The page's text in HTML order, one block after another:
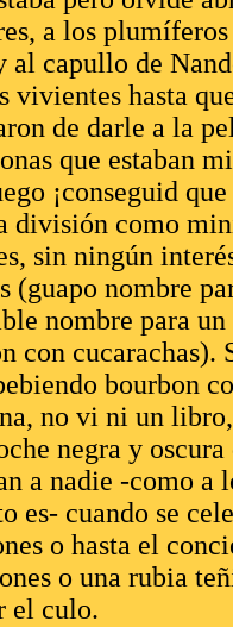
a los
al capullo de
vivientes hasta
de darle a la
que estaban
¡conseguid
división como
sin ningún
(guapo nombre
nombre para
con cucarachas).
bourbon
no vi ni un
negra y
a nadie -como a
es- cuando se
o hasta el
o una rubia
el culo.